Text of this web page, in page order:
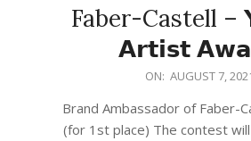
Faber-Castell
𝗔𝗿𝘁𝗶𝘀𝘁
ON: AUGUST 7,
Brand Ambassador of Faber-
(for 1st place) The contest will